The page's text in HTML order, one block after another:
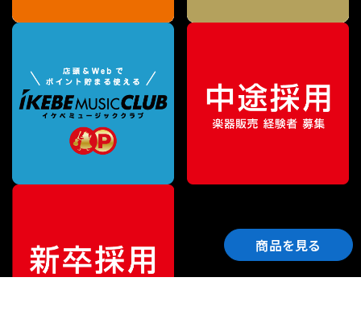
商品を見る